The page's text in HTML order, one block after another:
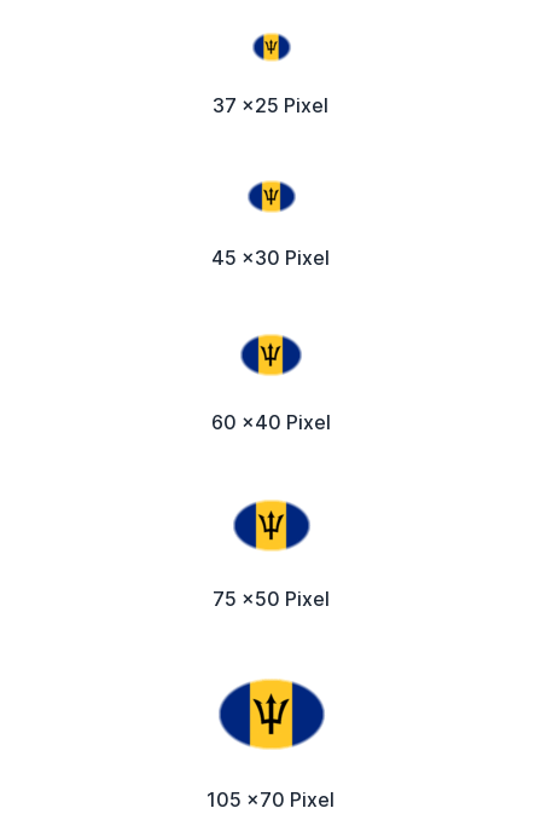
37 x25 Pixel
45 x30 Pixel
60 x40 Pixel
75 x50 Pixel
105 x70 Pixel